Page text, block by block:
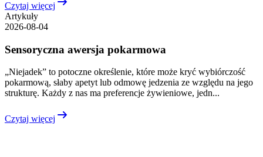
Czytaj więcej
Artykuły
2026-08-04
Sensoryczna awersja pokarmowa
„Niejadek” to potoczne określenie, które może kryć wybiórczość
pokarmową, słaby apetyt lub odmowę jedzenia ze względu na jego
strukturę. Każdy z nas ma preferencje żywieniowe, jedn...
Czytaj więcej